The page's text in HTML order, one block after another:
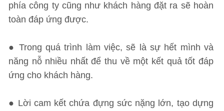
phía công ty cũng như khách hàng đặt ra sẽ hoàn
toàn đáp ứng được.
● Trong quá trình làm việc, sẽ là sự hết mình và
năng nỗ nhiều nhất để thu về một kết quả tốt đáp
ứng cho khách hàng.
● Lời cam kết chứa đựng sức nặng lớn, tạo dựng